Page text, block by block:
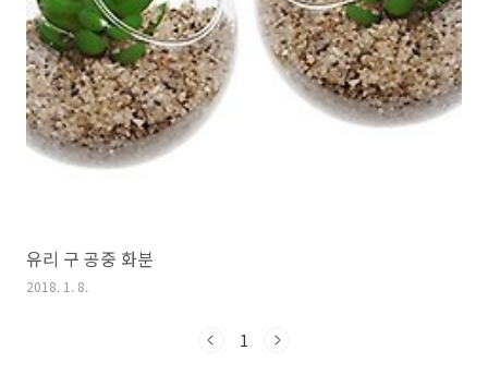
유리 구 공중 화분
2018. 1. 8.
1